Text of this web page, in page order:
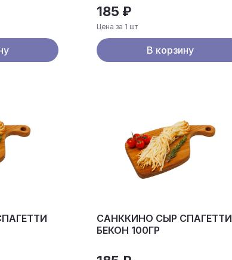
185 ₽
Цена за 1 шт
В корзину
САНККИНО СЫР СПАГЕТТИ
БЕКОН 100ГР